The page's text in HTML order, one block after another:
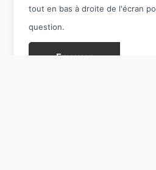
tout en bas à droite de l'écran
question.
Envoyer